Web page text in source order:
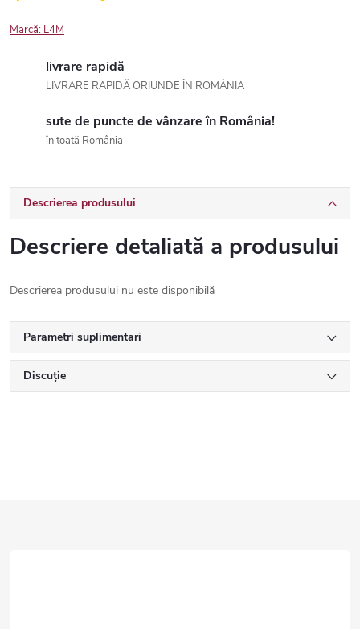
Marcă: L4M
livrare rapidă
LIVRARE RAPIDĂ ORIUNDE ÎN ROMÂNIA
sute de puncte de vânzare în România!
în toată România
Descrierea produsului
Descriere detaliată a produsului
Descrierea produsului nu este disponibilă
Parametri suplimentari
Discuţie